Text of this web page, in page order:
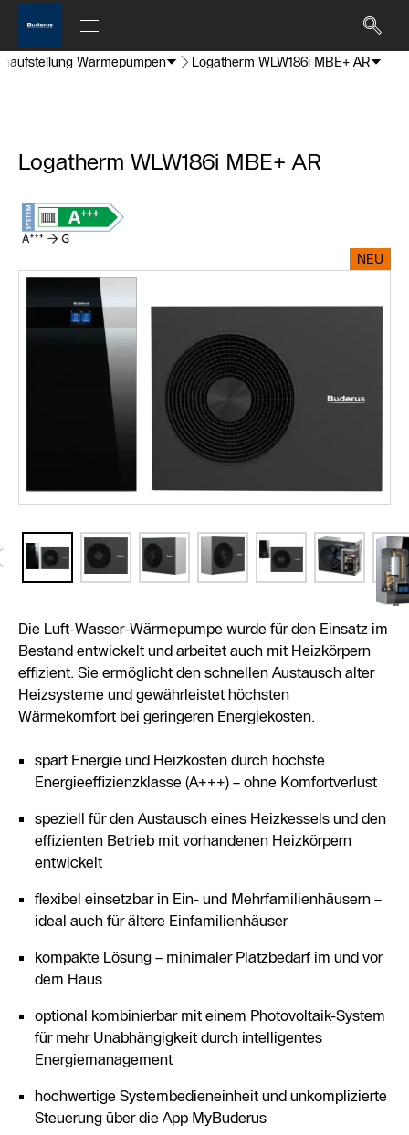
Wärmepumpen Logatherm WLW186i MBE+ AR
Logatherm WLW186i MBE+ AR
NEU
Die Luft-Wasser-Wärmepumpe wurde für den Einsatz im
Bestand entwickelt und arbeitet auch mit Heizkörpern
effizient. Sie ermöglicht den schnellen Austausch alter
Heizsysteme und gewährleistet höchsten
Wärmekomfort bei geringeren Energiekosten.
spart Energie und Heizkosten durch höchste
Energieeffizienzklasse (A+++) – ohne Komfortverlust
speziell für den Austausch eines Heizkessels und den
effizienten Betrieb mit vorhandenen Heizkörpern
entwickelt
flexibel einsetzbar in Ein- und Mehrfamilienhäusern –
ideal auch für ältere Einfamilienhäuser
kompakte Lösung – minimaler Platzbedarf im und vor
dem Haus
optional kombinierbar mit einem Photovoltaik-System
für mehr Unabhängigkeit durch intelligentes
Energiemanagement
hochwertige Systembedieneinheit und unkomplizierte
Steuerung über die App MyBuderus